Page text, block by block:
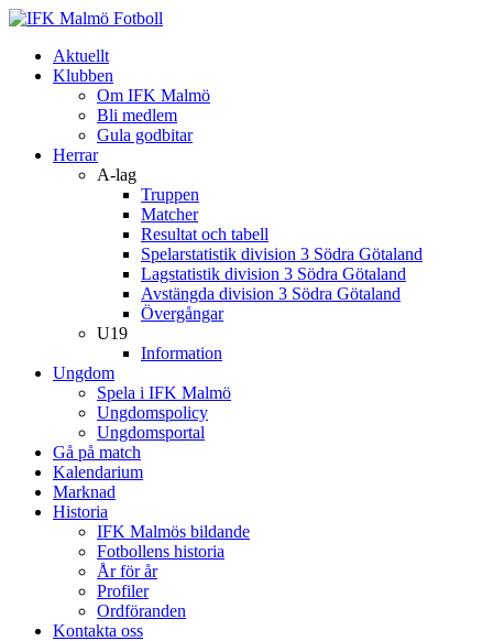
Aktuellt
Klubben
Om IFK Malmö
Bli medlem
Gula godbitar
Herrar
A-lag
Truppen
Matcher
Resultat och tabell
Spelarstatistik division 3 Södra Götaland
Lagstatistik division 3 Södra Götaland
Avstängda division 3 Södra Götaland
Övergångar
U19
Information
Ungdom
Spela i IFK Malmö
Ungdomspolicy
Ungdomsportal
Gå på match
Kalendarium
Marknad
Historia
IFK Malmös bildande
Fotbollens historia
År för år
Profiler
Ordföranden
Kontakta oss